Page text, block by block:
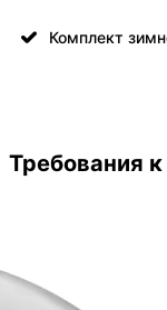
Комплект
Требования